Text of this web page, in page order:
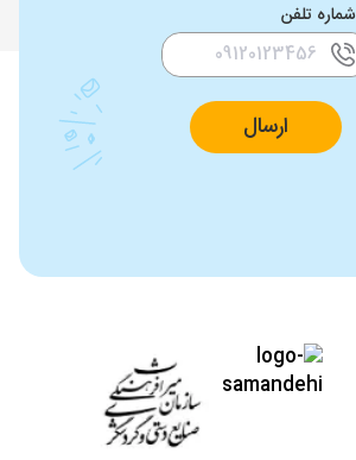
شماره تلفن
ارسال